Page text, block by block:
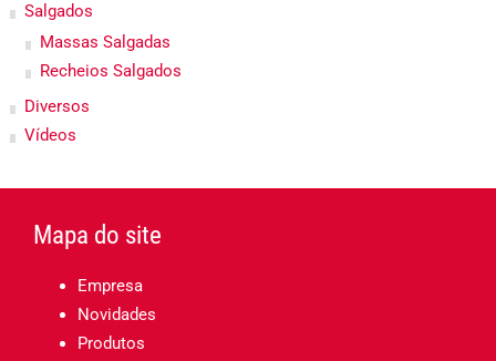
Salgados
Massas Salgadas
Recheios Salgados
Diversos
Vídeos
Mapa do site
Empresa
Novidades
Produtos